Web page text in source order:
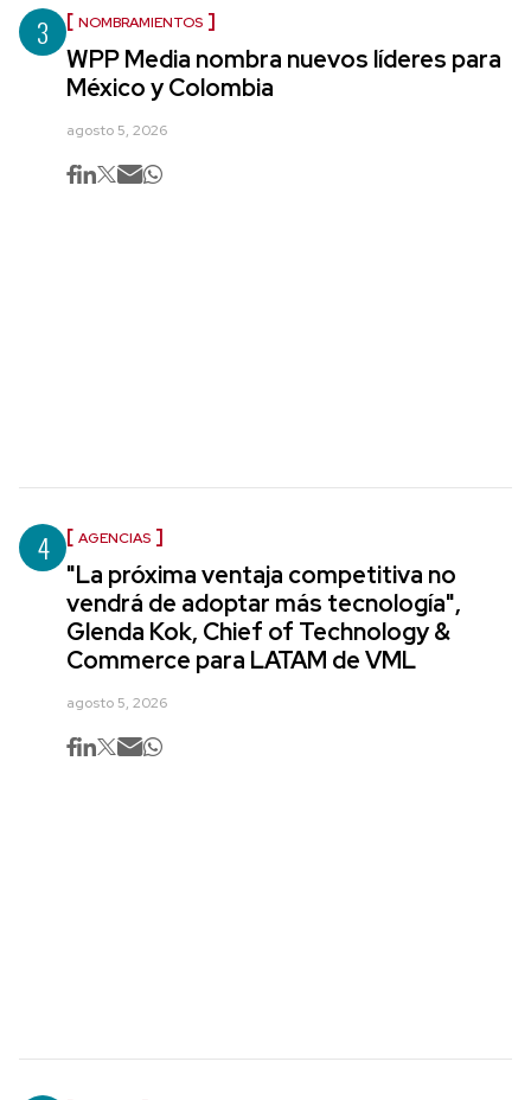
3 NOMBRAMIENTOS
WPP Media nombra nuevos líderes para
México y Colombia
agosto 5, 2026
4 AGENCIAS
"La próxima ventaja competitiva no
vendrá de adoptar más tecnología",
Glenda Kok, Chief of Technology &
Commerce para LATAM de VML
agosto 5, 2026